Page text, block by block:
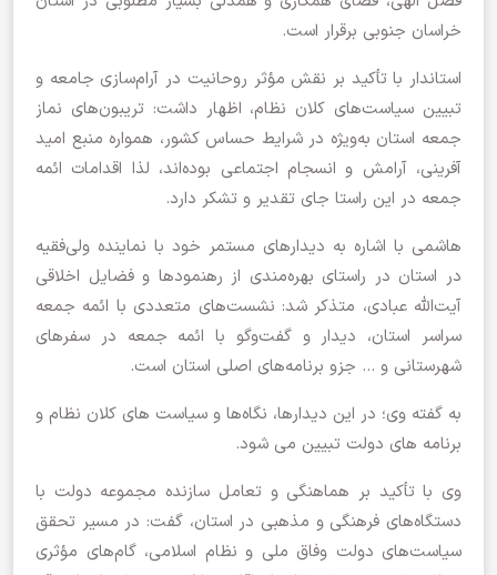
خراسان جنوبی برقرار است.
استاندار با تأکید بر نقش مؤثر روحانیت در آرام‌سازی جامعه و
تبیین سیاست‌های کلان نظام، اظهار داشت: تریبون‌های نماز
جمعه استان به‌ویژه در شرایط حساس کشور، همواره منبع امید
آفرینی، آرامش و انسجام اجتماعی بوده‌اند، لذا اقدامات ائمه
جمعه در این راستا جای تقدیر و تشکر دارد.
هاشمی با اشاره به دیدارهای مستمر خود با نماینده ولی‌فقیه
در استان در راستای بهره‌مندی از رهنمودها و فضایل اخلاقی
آیت‌الله عبادی، متذکر شد: نشست‌های متعددی با ائمه جمعه
سراسر استان، دیدار و گفت‌وگو با ائمه جمعه در سفرهای
شهرستانی و … جزو برنامه‌های اصلی استان است.
به گفته وی؛ در این دیدارها، نگاه‌ها و سیاست ‌های کلان نظام و
برنامه های دولت تبیین می شود.
وی با تأکید بر هماهنگی و تعامل سازنده مجموعه دولت با
دستگاه‌های فرهنگی و مذهبی در استان، گفت: در مسیر تحقق
سیاست‌های دولت وفاق ملی و نظام اسلامی، گام‌های مؤثری